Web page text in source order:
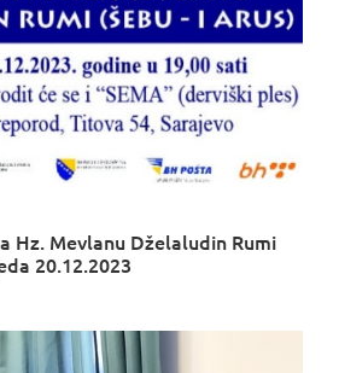
Hz. Mevlanu Dželaludin Rumi
20.12.2023